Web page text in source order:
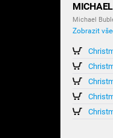
Michael
Zobrazit